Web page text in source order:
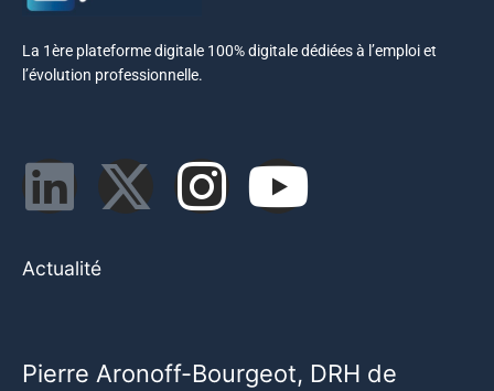
La 1ère plateforme digitale 100% digitale dédiées à l’emploi et
l’évolution professionnelle.
Actualité
Pierre Aronoff-Bourgeot, DRH de